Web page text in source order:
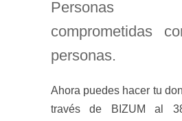
Personas
comprometidas
personas.
Ahora puedes hacer tu
través de BIZUM al